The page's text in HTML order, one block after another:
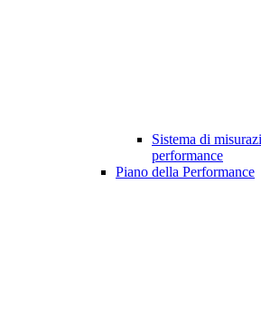
Sistema di
performance
Piano della Performance